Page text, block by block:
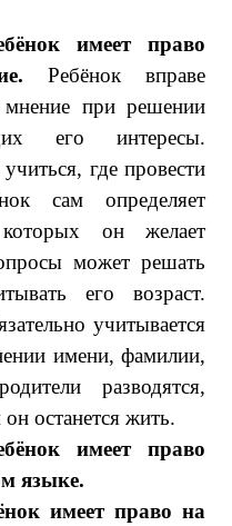
имеет право
Ребёнок вправе
мнение при решении
его интересы.
где провести
сам определяет
он желает
может решать
его возраст.
учитывается
имени, фамилии,
разводятся,
останется жить.
имеет право
языке.
имеет право на